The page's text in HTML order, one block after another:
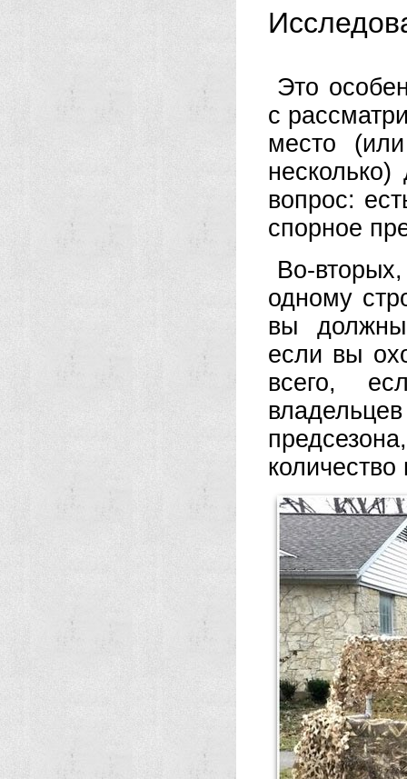
Это
с
место
вопрос:
спорное
Во-
одному
вы должны
если вы
всего,